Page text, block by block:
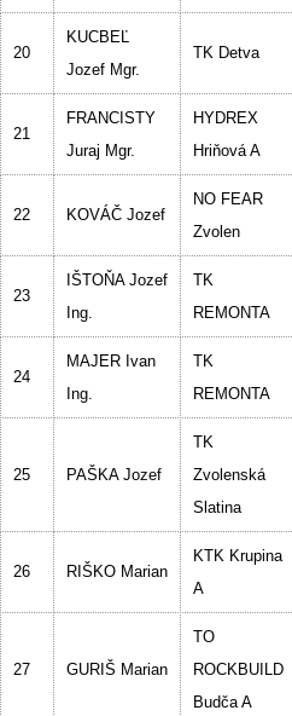
20
KUCBEĽ
Jozef Mgr.
TK Detva
21
FRANCISTY
Juraj Mgr.
HYDREX
Hriňová A
22 KOVÁČ Jozef
NO FEAR
Zvolen
23
IŠTOŇA Jozef
Ing.
TK
REMONTA
24
MAJER Ivan
Ing.
TK
REMONTA
25 PAŠKA Jozef
TK
Zvolenská
Slatina
26 RIŠKO Marian
KTK Krupina
A
27 GURIŠ Marian
TO
ROCKBUILD
Budča A